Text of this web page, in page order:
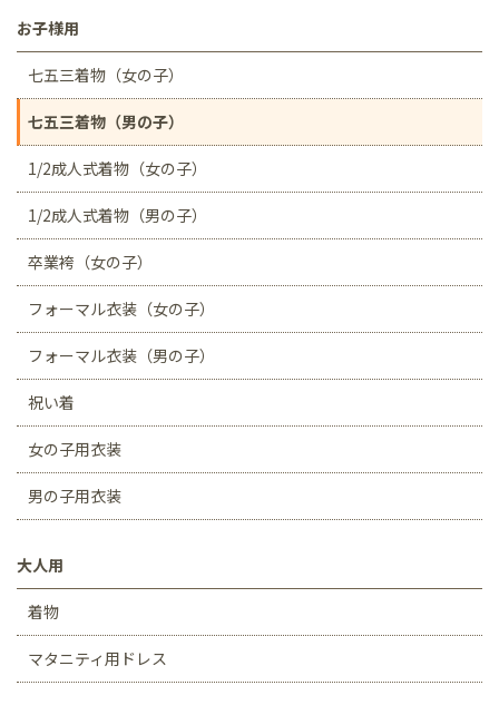
お子様用
七五三着物（女の子）
七五三着物（男の子）
1/2成人式着物（女の子）
1/2成人式着物（男の子）
卒業袴（女の子）
フォーマル衣装（女の子）
フォーマル衣装（男の子）
祝い着
女の子用衣装
男の子用衣装
大人用
着物
マタニティ用ドレス